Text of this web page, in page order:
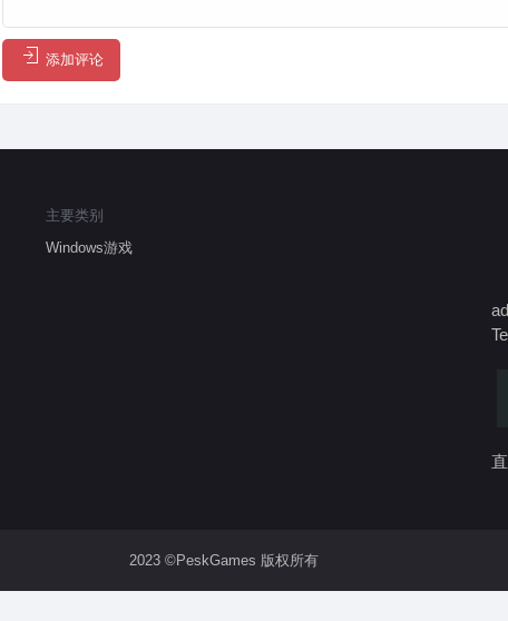
添加评论
主要类别
Windows游戏
2023 ©PeskGames 版权所有